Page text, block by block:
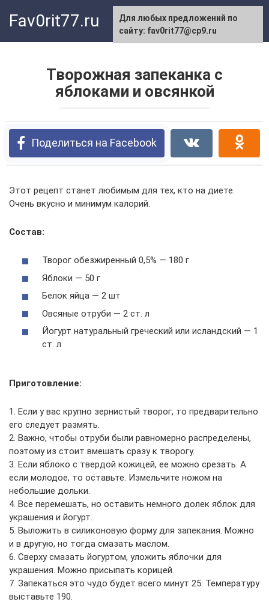
Fav0rit77.ru
Творожная запеканка с
яблоками и овсянкой
Поделиться на Facebook
Этот рецепт станет любимым для тех, кто на диете.
Очень вкусно и минимум калорий.
Состав:
Творог обезжиренный 0,5% — 180 г
Яблоки — 50 г
Белок яйца — 2 шт
Овсяные отруби — 2 ст. л
Йогурт натуральный греческий или исландский — 1
ст. л
Приготовление:
1. Если у вас крупно зернистый творог, то предварительно
его следует размять.
2. Важно, чтобы отруби были равномерно распределены,
поэтому из стоит вмешать сразу к творогу.
3. Если яблоко с твердой кожицей, ее можно срезать. А
если молодое, то оставьте. Измельчите ножом на
небольшие дольки.
4. Все перемешать, но оставить немного долек яблок для
украшения и йогурт.
5. Выложить в силиконовую форму для запекания. Можно
и в другую, но тогда смазать маслом.
6. Сверху смазать йогуртом, уложить яблочки для
украшения. Можно присыпать корицей.
7. Запекаться это чудо будет всего минут 25. Температуру
выставьте 190.
Для любых предложений по
сайту: fav0rit77@cp9.ru